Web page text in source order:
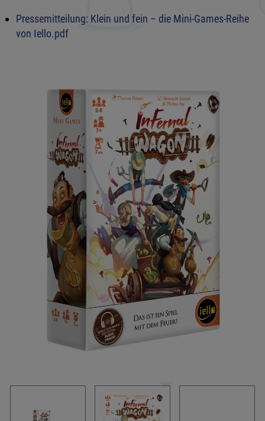
Pressemitteilung: Klein und fein – die Mini-Games-Reihe
von Iello.pdf